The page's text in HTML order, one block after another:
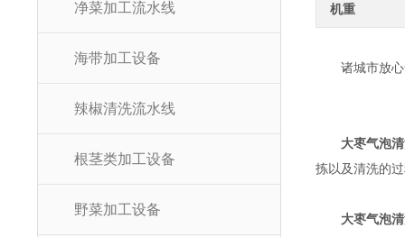
净菜加工流水线
海带加工设备
辣椒清洗流水线
根茎类加工设备
野菜加工设备
机重
诸城市放心
大枣气泡
拣以及清洗的
大枣气泡